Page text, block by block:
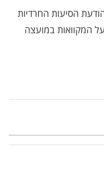
הסיעות החרדיות
המקוואות במועצה